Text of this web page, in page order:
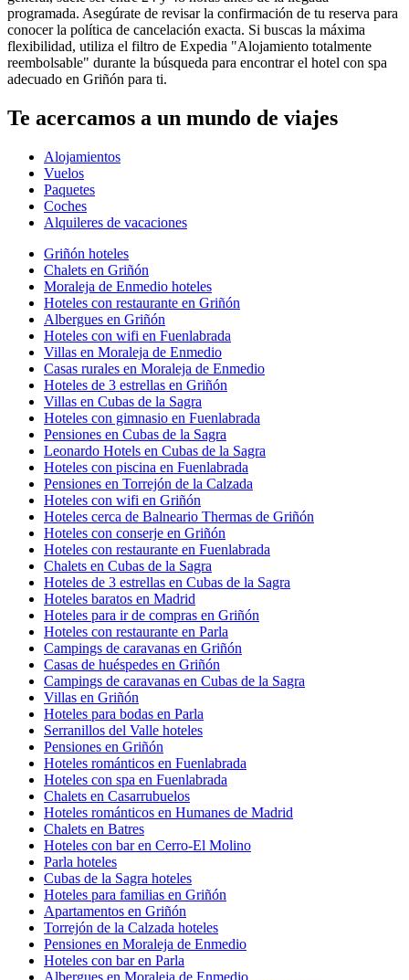
programada. Asegúrate de revisar la confirmación de tu reserva para
conocer la política de cancelación exacta. Si buscas la máxima
flexibilidad, utiliza el filtro de Expedia "Alojamiento totalmente
reembolsable" durante la búsqueda para encontrar el hotel con spa
adecuado en Griñón para ti.
Te acercamos a un mundo de viajes
Alojamientos
Vuelos
Paquetes
Coches
Alquileres de vacaciones
Griñón hoteles
Chalets en Griñón
Moraleja de Enmedio hoteles
Hoteles con restaurante en Griñón
Albergues en Griñón
Hoteles con wifi en Fuenlabrada
Villas en Moraleja de Enmedio
Casas rurales en Moraleja de Enmedio
Hoteles de 3 estrellas en Griñón
Villas en Cubas de la Sagra
Hoteles con gimnasio en Fuenlabrada
Pensiones en Cubas de la Sagra
Leonardo Hotels en Cubas de la Sagra
Hoteles con piscina en Fuenlabrada
Pensiones en Torrejón de la Calzada
Hoteles con wifi en Griñón
Hoteles cerca de Balneario Thermas de Griñón
Hoteles con conserje en Griñón
Hoteles con restaurante en Fuenlabrada
Chalets en Cubas de la Sagra
Hoteles de 3 estrellas en Cubas de la Sagra
Hoteles baratos en Madrid
Hoteles para ir de compras en Griñón
Hoteles con restaurante en Parla
Campings de caravanas en Griñón
Casas de huéspedes en Griñón
Campings de caravanas en Cubas de la Sagra
Villas en Griñón
Hoteles para bodas en Parla
Serranillos del Valle hoteles
Pensiones en Griñón
Hoteles románticos en Fuenlabrada
Hoteles con spa en Fuenlabrada
Chalets en Casarrubuelos
Hoteles románticos en Humanes de Madrid
Chalets en Batres
Hoteles con bar en Cerro-El Molino
Parla hoteles
Cubas de la Sagra hoteles
Hoteles para familias en Griñón
Apartamentos en Griñón
Torrejón de la Calzada hoteles
Pensiones en Moraleja de Enmedio
Hoteles con bar en Parla
Albergues en Moraleja de Enmedio